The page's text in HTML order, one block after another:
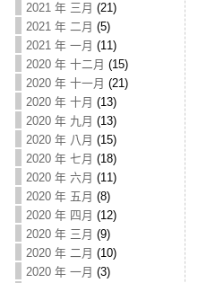
2021 年 三月 (21)
2021 年 二月 (5)
2021 年 一月 (11)
2020 年 十二月 (15)
2020 年 十一月 (21)
2020 年 十月 (13)
2020 年 九月 (13)
2020 年 八月 (15)
2020 年 七月 (18)
2020 年 六月 (11)
2020 年 五月 (8)
2020 年 四月 (12)
2020 年 三月 (9)
2020 年 二月 (10)
2020 年 一月 (3)